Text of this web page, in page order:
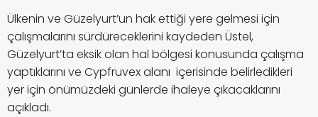
Ülkenin ve Güzelyurt’un hak ettiği yere gelmesi için
çalışmalarını sürdüreceklerini kaydeden Üstel,
Güzelyurt’ta eksik olan hal bölgesi konusunda çalışma
yaptıklarını ve Cypfruvex alanı içerisinde belirledikleri
yer için önümüzdeki günlerde ihaleye çıkacaklarını
açıkladı.